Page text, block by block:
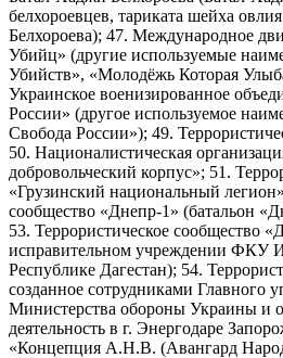
белхороевцев, тариката шейха
Белхороева); 47. Международное
Убийц» (другие используемые
Убийств», «Молодёжь Которая
Украинское военизированное
России» (другое используемое
Свобода России»); 49.
50. Националистическая
добровольческий корпус»; 51.
«Грузинский национальный
сообщество «Днепр-1» (батальон
53. Террористическое сообщество
исправительном учреждении
Республике Дагестан); 54.
созданное сотрудниками Главного
Министерства обороны Украины и
деятельность в г. Энергодаре
«Концепция А.Н.В. (Авангард